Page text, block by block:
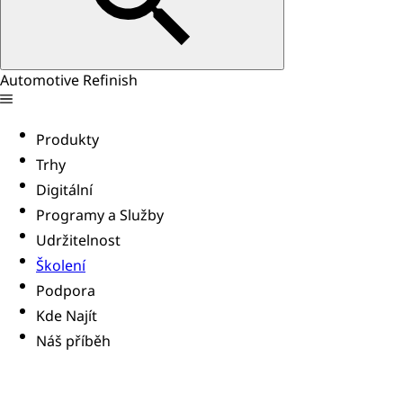
Automotive Refinish
Produkty
Trhy
Digitální
Programy a Služby
Udržitelnost
Školení
Podpora
Kde Najít
Náš příběh